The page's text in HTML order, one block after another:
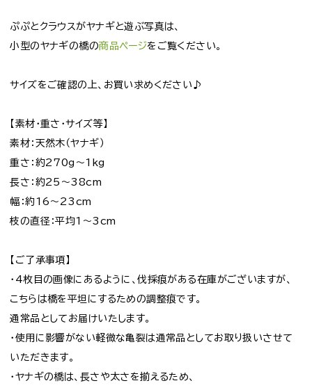
ぷぷとクラウスがヤナギと遊ぶ写真は、
小型のヤナギの橋の商品ページをご覧ください。
サイズをご確認の上、お買い求めください♪
【素材・重さ・サイズ等】
素材：天然木（ヤナギ）
重さ：約270g～1kg
長さ：約25～38cm
幅：約16～23cm
枝の直径：平均1～3cm
【ご了承事項】
・4枚目の画像にあるように、伐採痕がある在庫がございますが、
こちらは橋を平坦にするための調整痕です。
通常品としてお届けいたします。
・使用に影響がない軽微な亀裂は通常品としてお取り扱いさせて
いただきます。
・ヤナギの橋は、長さや太さを揃えるため、